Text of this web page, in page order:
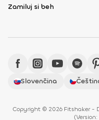
Zamiluj si beh
Slovenčina
Copyright © 2026 Fitshaker -
(Version: